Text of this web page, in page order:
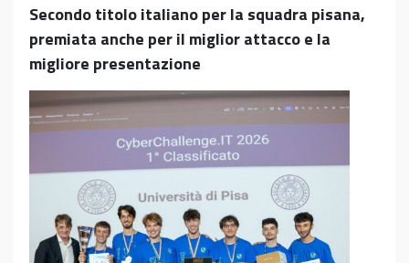
Secondo titolo italiano per la squadra pisana,
premiata anche per il miglior attacco e la
migliore presentazione